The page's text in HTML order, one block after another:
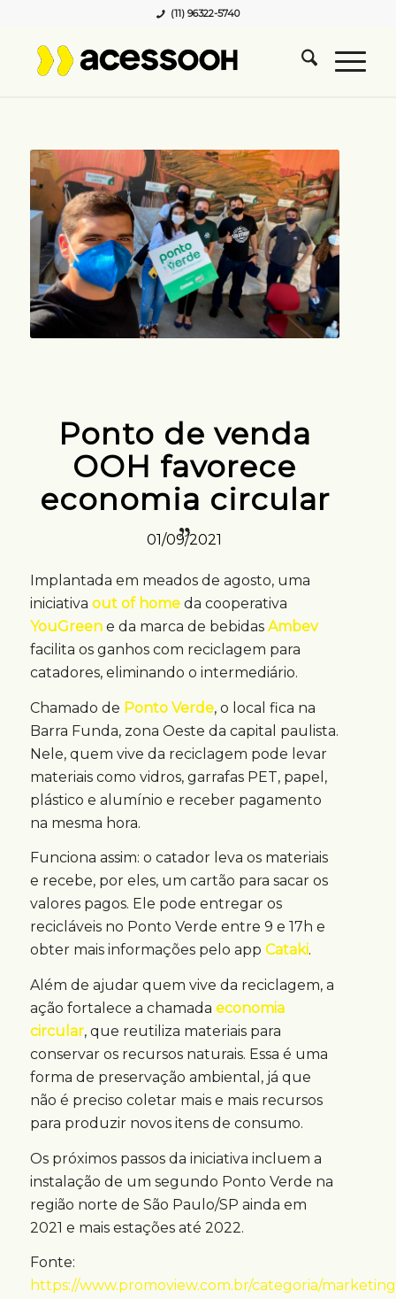
(11) 96322-5740
Ponto de venda
OOH favorece
economia circular
01/09/2021
Implantada em meados de agosto, uma
iniciativa out of homeda cooperativa
YouGreene da marca de bebidas Ambev
facilita os ganhos com reciclagem para
catadores, eliminando o intermediário.
Chamado de Ponto Verde, o local fica na
Barra Funda, zona Oeste da capital paulista.
Nele, quem vive da reciclagem pode levar
materiais como vidros, garrafas PET, papel,
plástico e alumínio e receber pagamento
na mesma hora.
Funciona assim: o catador leva os materiais
e recebe, por eles, um cartão para sacar os
valores pagos. Ele pode entregar os
recicláveis no Ponto Verde entre 9 e 17h e
obter mais informações pelo app Cataki.
Além de ajudar quem vive da reciclagem, a
ação fortalece a chamada economia
circular, que reutiliza materiais para
conservar os recursos naturais. Essa é uma
forma de preservação ambiental, já que
não é preciso coletar mais e mais recursos
para produzir novos itens de consumo.
Os próximos passos da iniciativa incluem a
instalação de um segundo Ponto Verde na
região norte de São Paulo/SP ainda em
2021 e mais estações até 2022.
Fonte:
https://www.promoview.com.br/categoria/